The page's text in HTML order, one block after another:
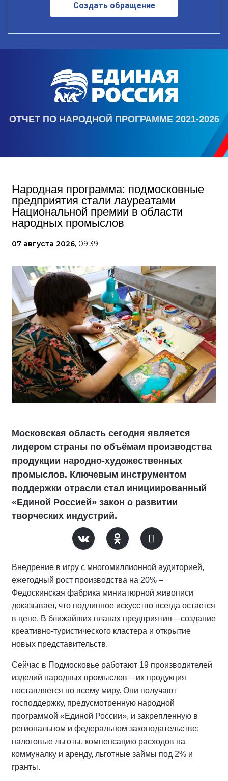
Создать обращение
ОТЧЕТ ПО НАРОДНОЙ ПРОГРАММЕ 2021-2026
Народная программа: подмосковные
предприятия стали лауреатами
Национальной премии в области
народных промыслов
07 августа 2026, 09:39
Московская область сегодня является
лидером страны по объёмам производства
продукции народно-художественных
промыслов. Ключевым инструментом
поддержки отрасли стал инициированный
«Единой Россией» закон о развитии
творческих индустрий.
Внедрение в игру с многомиллионной аудиторией,
ежегодный рост производства на 20% –
Федоскинская фабрика миниатюрной живописи
доказывает, что подлинное искусство всегда остается
в цене. В ближайших планах предприятия – создание
креативно-туристического кластера и открытие
новых представительств.
Сейчас в Подмосковье работают 19 производителей
изделий народных промыслов – их продукция
поставляется по всему миру. Они получают
господдержку, предусмотренную народной
программой «Единой России», и закрепленную в
региональном и федеральном законодательстве:
налоговые льготы, компенсацию расходов на
коммуналку и аренду, льготные займы под 2% и
гранты.